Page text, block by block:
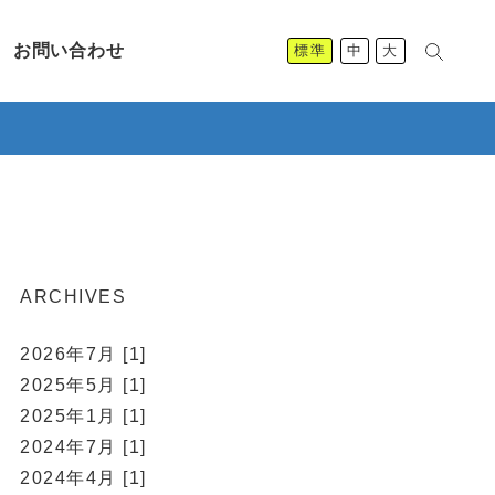
お問い合わせ 標準 中 大
ARCHIVES
2026年7月 [1]
2025年5月 [1]
2025年1月 [1]
2024年7月 [1]
2024年4月 [1]